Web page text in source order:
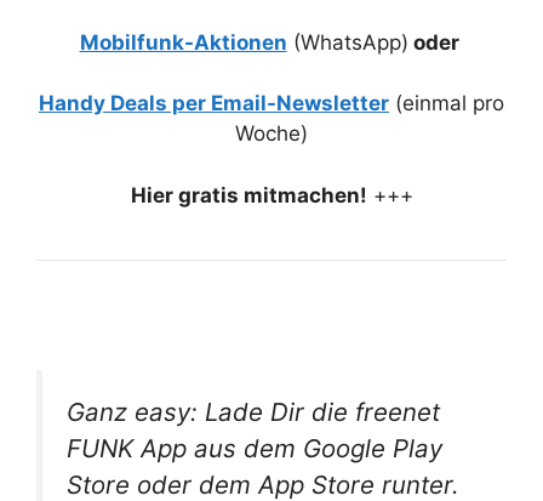
Mobilfunk-Aktionen (WhatsApp) oder
Handy Deals per Email-Newsletter (einmal pro
Woche)
Hier gratis mitmachen! +++
Ganz easy: Lade Dir die freenet
FUNK App aus dem Google Play
Store oder dem App Store runter.